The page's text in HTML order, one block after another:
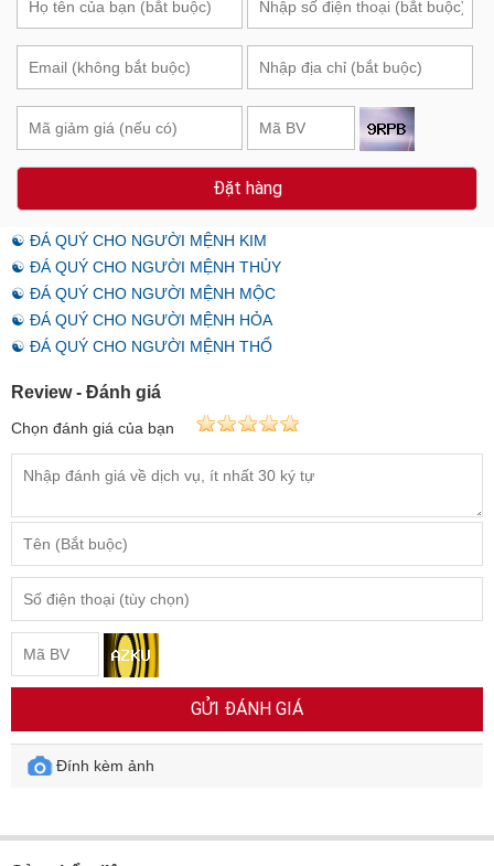
Đặt hàng
☯ ĐÁ QUÝ CHO NGƯỜI MỆNH KIM
☯ ĐÁ QUÝ CHO NGƯỜI MỆNH THỦY
☯ ĐÁ QUÝ CHO NGƯỜI MỆNH MỘC
☯ ĐÁ QUÝ CHO NGƯỜI MỆNH HỎA
☯ ĐÁ QUÝ CHO NGƯỜI MỆNH THỔ
Review - Đánh giá
Chọn đánh giá của bạn
GỬI ĐÁNH GIÁ
Đính kèm ảnh